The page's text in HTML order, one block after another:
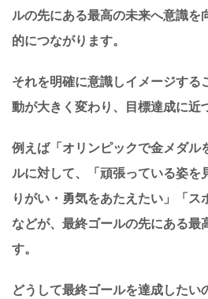
ルの先にある最高の未来へ意識を
的につながります。
それを明確に意識しイメージする
動が大きく変わり、目標達成に近
例えば「オリンピックで金メダル
ルに対して、「頑張っている姿を
りがい・勇気をあたえたい」「ス
などが、最終ゴールの先にある最
す。
どうして最終ゴールを達成したい